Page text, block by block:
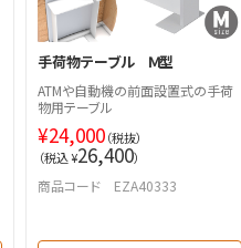
手荷物テーブル Ｍ型
ATMや自動機の前面設置式の手荷
物用テーブル
¥24,000（税抜）
（税込 ¥26,400）
商品コード EZA40333